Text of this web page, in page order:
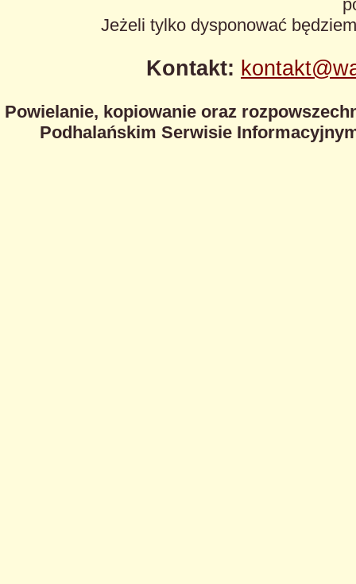
Jeżeli tylko dysponować
Kontakt:
Powielanie, kopiowanie oraz
Podhalańskim Serwisie